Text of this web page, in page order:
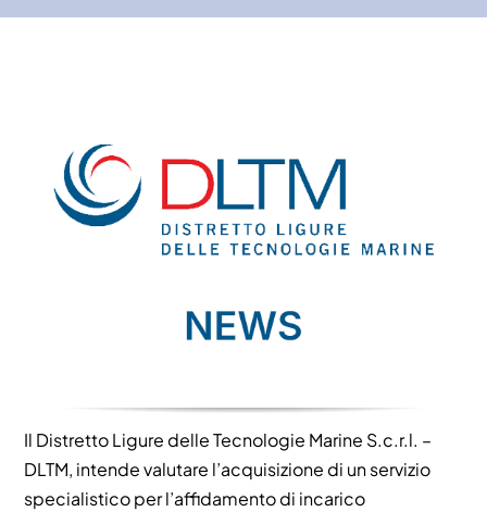
Il Distretto Ligure delle Tecnologie Marine S.c.r.l. –
DLTM, intende valutare l’acquisizione di un servizio
specialistico per l’affidamento di incarico